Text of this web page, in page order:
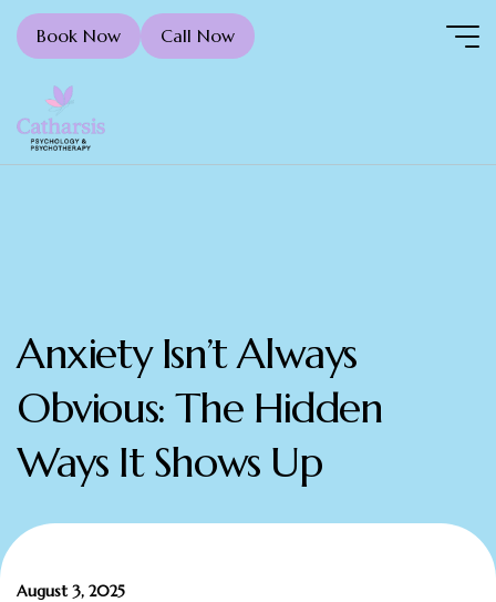
Book Now Call Now
Anxiety Isn’t Always
Obvious: The Hidden
Ways It Shows Up
August 3, 2025